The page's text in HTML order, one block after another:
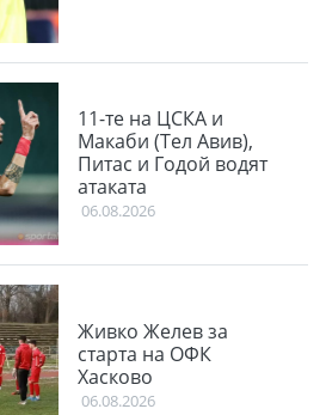
11-те на ЦСКА и
Макаби (Тел Авив),
Питас и Годой водят
атаката
06.08.2026
Живко Желев за
старта на ОФК
Хасково
06.08.2026